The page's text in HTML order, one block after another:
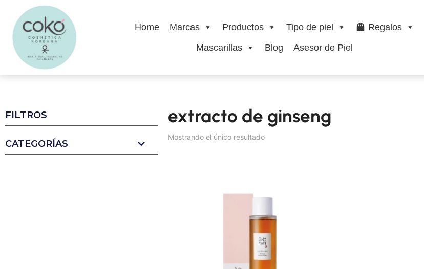
Home Marcas Productos Tipo de piel
Regalos
Mascarillas
Blog Asesor de Piel
FILTROS
CATEGORÍAS
extracto de ginseng
Mostrando el único resultado